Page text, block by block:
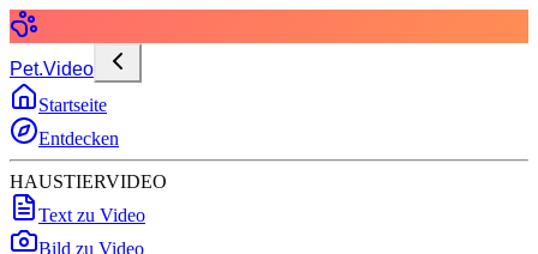
Pet.Video
Startseite
Entdecken
HAUSTIERVIDEO
Text zu Video
Bild zu Video